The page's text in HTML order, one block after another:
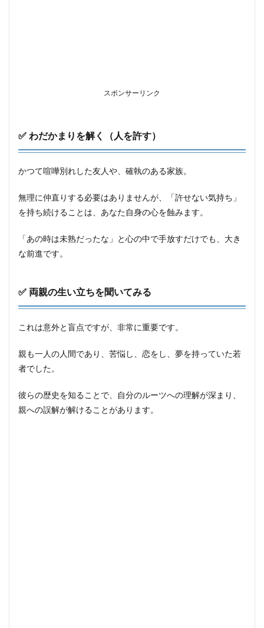
スポンサーリンク
✅ わだかまりを解く（人を許す）
かつて喧嘩別れした友人や、確執のある家族。
無理に仲直りする必要はありませんが、「許せない気持ち」
を持ち続けることは、あなた自身の心を蝕みます。
「あの時は未熟だったな」と心の中で手放すだけでも、大き
な前進です。
✅ 両親の生い立ちを聞いてみる
これは意外と盲点ですが、非常に重要です。
親も一人の人間であり、苦悩し、恋をし、夢を持っていた若
者でした。
彼らの歴史を知ることで、自分のルーツへの理解が深まり、
親への誤解が解けることがあります。